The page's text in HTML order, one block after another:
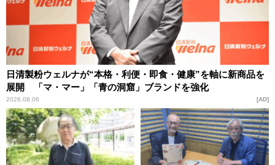
日清製粉ウェルナが“本格・利便・即食・健康”を軸に新商品を
展開 「マ・マー」「青の洞窟」ブランドを強化
2026.08.06 AD